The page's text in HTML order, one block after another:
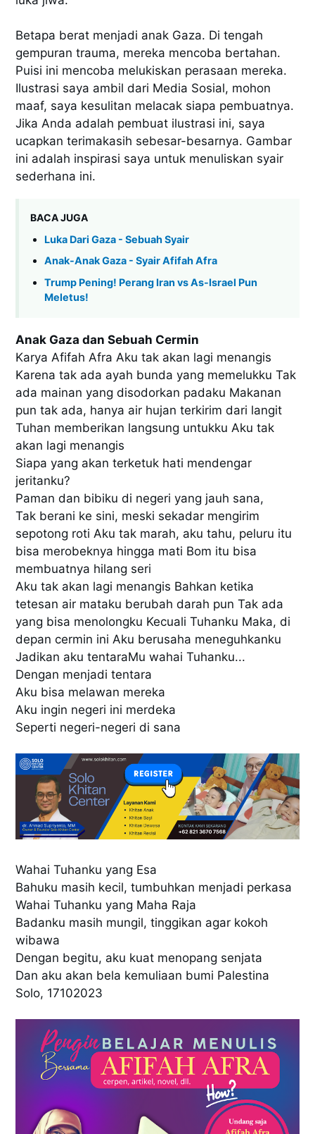
Betapa berat menjadi anak Gaza. Di tengah
gempuran trauma, mereka mencoba bertahan.
Puisi ini mencoba melukiskan perasaan mereka.
Ilustrasi saya ambil dari Media Sosial, mohon
maaf, saya kesulitan melacak siapa pembuatnya.
Jika Anda adalah pembuat ilustrasi ini, saya
ucapkan terimakasih sebesar-besarnya. Gambar
ini adalah inspirasi saya untuk menuliskan syair
sederhana ini.
BACA JUGA
Luka Dari Gaza - Sebuah Syair
Anak-Anak Gaza - Syair Afifah Afra
Trump Pening! Perang Iran vs As-Israel Pun
Meletus!
Anak Gaza dan Sebuah Cermin
Karya Afifah Afra Aku tak akan lagi menangis
Karena tak ada ayah bunda yang memelukku Tak
ada mainan yang disodorkan padaku Makanan
pun tak ada, hanya air hujan terkirim dari langit
Tuhan memberikan langsung untukku Aku tak
akan lagi menangis
Siapa yang akan terketuk hati mendengar
jeritanku?
Paman dan bibiku di negeri yang jauh sana,
Tak berani ke sini, meski sekadar mengirim
sepotong roti Aku tak marah, aku tahu, peluru itu
bisa merobeknya hingga mati Bom itu bisa
membuatnya hilang seri
Aku tak akan lagi menangis Bahkan ketika
tetesan air mataku berubah darah pun Tak ada
yang bisa menolongku Kecuali Tuhanku Maka, di
depan cermin ini Aku berusaha meneguhkanku
Jadikan aku tentaraMu wahai Tuhanku...
Dengan menjadi tentara
Aku bisa melawan mereka
Aku ingin negeri ini merdeka
Seperti negeri-negeri di sana
Wahai Tuhanku yang Esa
Bahuku masih kecil, tumbuhkan menjadi perkasa
Wahai Tuhanku yang Maha Raja
Badanku masih mungil, tinggikan agar kokoh
wibawa
Dengan begitu, aku kuat menopang senjata
Dan aku akan bela kemuliaan bumi Palestina
Solo, 17102023